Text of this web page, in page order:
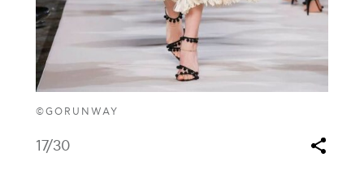
©GORUNWAY
17/30